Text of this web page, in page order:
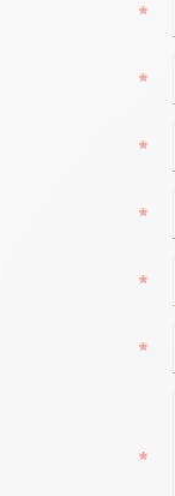
*
*
*
*
*
*
*